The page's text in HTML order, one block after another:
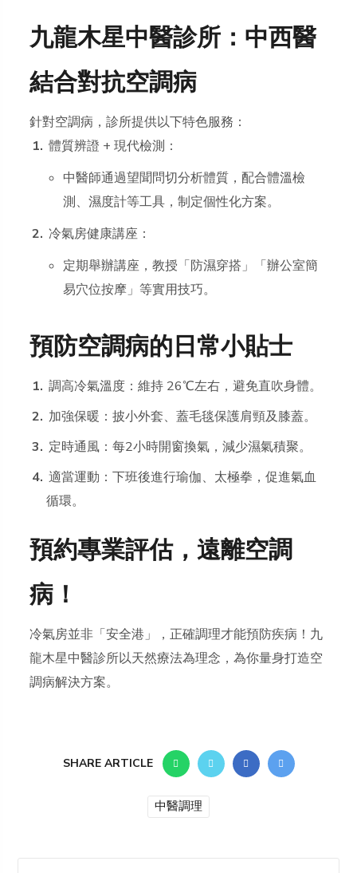
九龍木星中醫診所：中西醫
結合對抗空調病
針對空調病，診所提供以下特色服務：
體質辨證 + 現代檢測：
中醫師通過望聞問切分析體質，配合體溫檢
測、濕度計等工具，制定個性化方案。
冷氣房健康講座：
定期舉辦講座，教授「防濕穿搭」「辦公室簡
易穴位按摩」等實用技巧。
預防空調病的日常小貼士
調高冷氣溫度：維持 26℃左右，避免直吹身體。
加強保暖：披小外套、蓋毛毯保護肩頸及膝蓋。
定時通風：每2小時開窗換氣，減少濕氣積聚。
適當運動：下班後進行瑜伽、太極拳，促進氣血
循環。
預約專業評估，遠離空調
病！
冷氣房並非「安全港」，正確調理才能預防疾病！九
龍木星中醫診所以天然療法為理念，為你量身打造空
調病解決方案。
SHARE ARTICLE
中醫調理